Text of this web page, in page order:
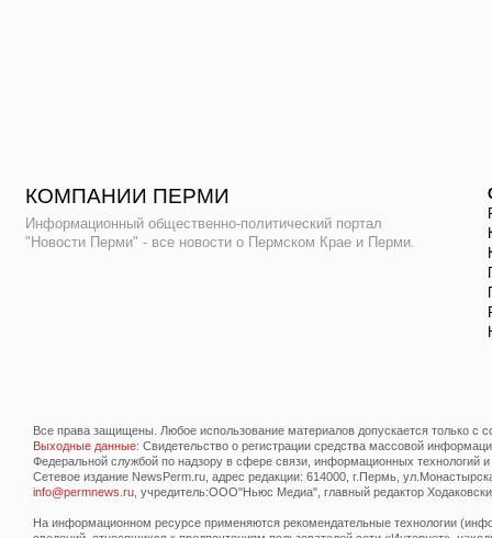
КОМПАНИИ ПЕРМИ
Информационный общественно-политический портал
"Новости Перми" - все новости о Пермском Крае и Перми.
Все права защищены. Любое использование материалов допускается только с
Выходные данные: Свидетельство о регистрации средства массовой
Федеральной службой по надзору в сфере связи, информационных технологий
Сетевое издание NewsPerm.ru, адрес редакции: 614000, г.Пермь,
info@permnews.ru , учредитель:ООО"Ньюс Медиа", главный редактор
На информационном ресурсе применяются рекомендательные технологии